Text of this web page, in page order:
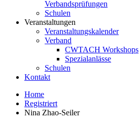
Verbandsprüfungen
Schulen
Veranstaltungen
Veranstaltungskalender
Verband
CWTACH Workshops
Spezialanlässe
Schulen
Kontakt
Home
Registriert
Nina Zhao-Seiler